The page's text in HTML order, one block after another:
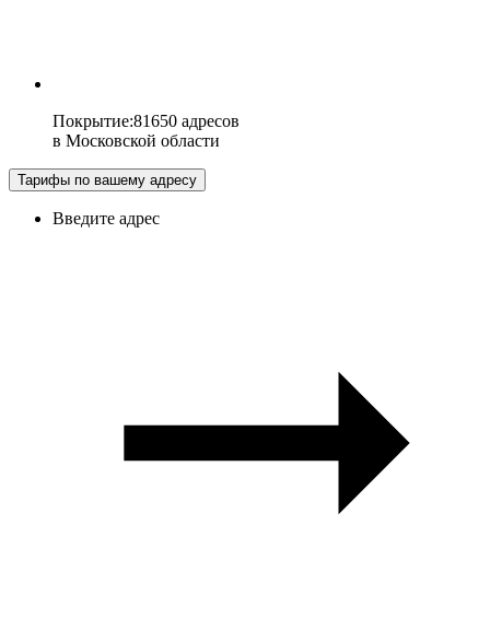
Покрытие:81650 адресов
в Московской области
Тарифы по вашему адресу
Введите адрес